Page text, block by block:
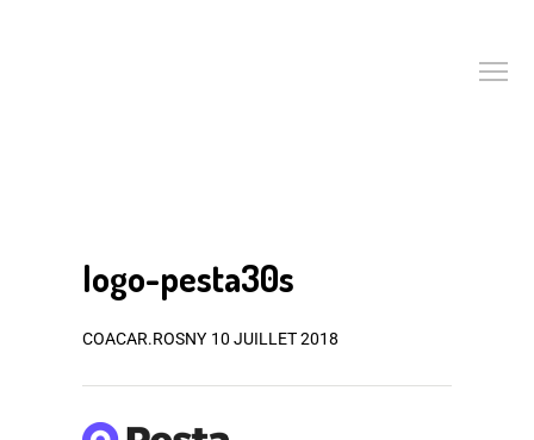
logo-pesta30s
COACAR.ROSNY 10 JUILLET 2018